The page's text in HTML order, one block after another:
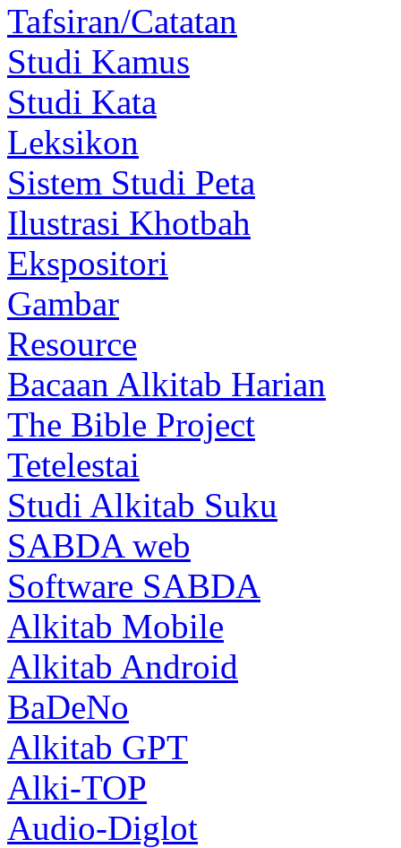
Tafsiran/Catatan
Studi Kamus
Studi Kata
Leksikon
Sistem Studi Peta
Ilustrasi Khotbah
Ekspositori
Gambar
Resource
Bacaan Alkitab Harian
The Bible Project
Tetelestai
Studi Alkitab Suku
SABDA web
Software SABDA
Alkitab Mobile
Alkitab Android
BaDeNo
Alkitab GPT
Alki-TOP
Audio-Diglot